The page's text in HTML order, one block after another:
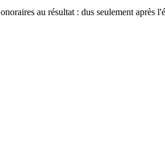
au résultat : dus seulement après